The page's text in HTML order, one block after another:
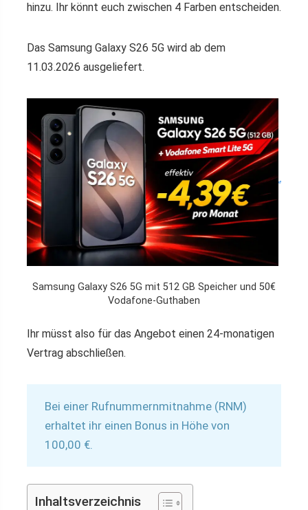
hinzu. Ihr könnt euch zwischen 4 Farben entscheiden.
Das Samsung Galaxy S26 5G wird ab dem
11.03.2026 ausgeliefert.
Samsung Galaxy S26 5G mit 512 GB Speicher und 50€
Vodafone-Guthaben
Ihr müsst also für das Angebot einen 24-monatigen
Vertrag abschließen.
Bei einer Rufnummernmitnahme (RNM)
erhaltet ihr einen Bonus in Höhe von
100,00 €.
Inhaltsverzeichnis